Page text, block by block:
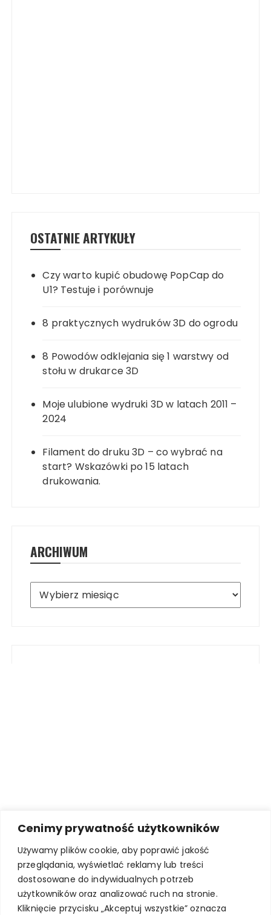
Cenimy prywatność użytkowników
Używamy plików cookie, aby poprawić jakość
przeglądania, wyświetlać reklamy lub treści
dostosowane do indywidualnych potrzeb
użytkowników oraz analizować ruch na stronie.
Kliknięcie przycisku „Akceptuj wszystkie” oznacza
OSTATNIE ARTYKUŁY
Czy warto kupić obudowę PopCap do
U1? Testuje i porównuje
8 praktycznych wydruków 3D do ogrodu
8 Powodów odklejania się 1 warstwy od
stołu w drukarce 3D
Moje ulubione wydruki 3D w latach 2011 –
2024
Filament do druku 3D – co wybrać na
start? Wskazówki po 15 latach
drukowania.
ARCHIWUM
Archiwum